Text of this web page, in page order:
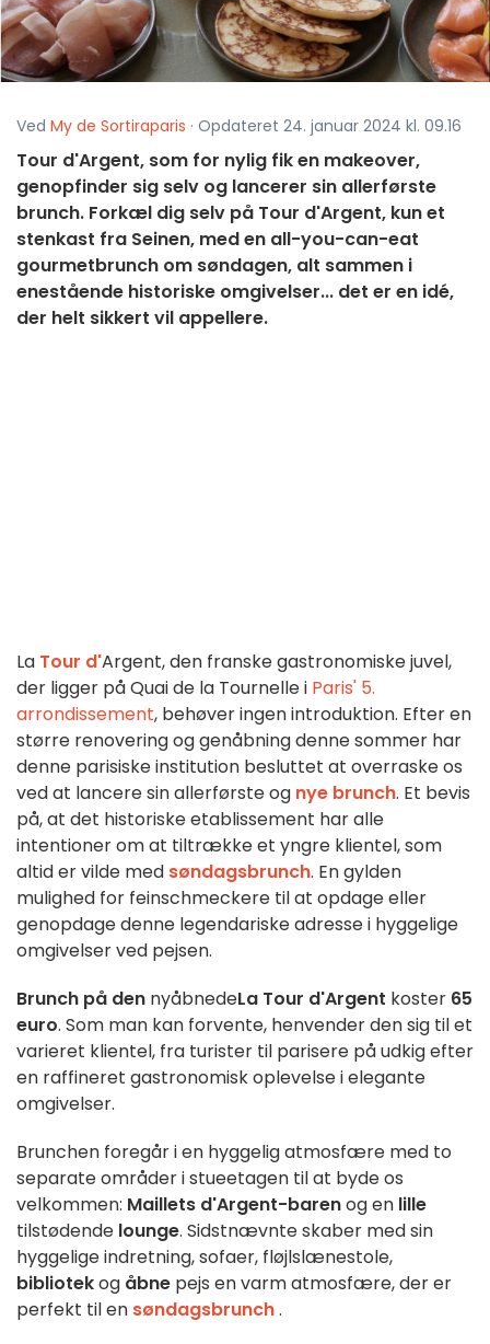
Ved My de Sortiraparis · Opdateret 24. januar 2024 kl. 09.16
Tour d'Argent, som for nylig fik en makeover,
genopfinder sig selv og lancerer sin allerførste
brunch. Forkæl dig selv på Tour d'Argent, kun et
stenkast fra Seinen, med en all-you-can-eat
gourmetbrunch om søndagen, alt sammen i
enestående historiske omgivelser... det er en idé,
der helt sikkert vil appellere.
La Tour d'Argent, den franske gastronomiske juvel,
der ligger på Quai de la Tournelle i Paris' 5.
arrondissement, behøver ingen introduktion. Efter en
større renovering og genåbning denne sommer har
denne parisiske institution besluttet at overraske os
ved at lancere sin allerførste og nye brunch. Et bevis
på, at det historiske etablissement har alle
intentioner om at tiltrække et yngre klientel, som
altid er vilde med søndagsbrunch. En gylden
mulighed for feinschmeckere til at opdage eller
genopdage denne legendariske adresse i hyggelige
omgivelser ved pejsen.
Brunch på den nyåbnedeLa Tour d'Argent koster 65
euro. Som man kan forvente, henvender den sig til et
varieret klientel, fra turister til parisere på udkig efter
en raffineret gastronomisk oplevelse i elegante
omgivelser.
Brunchen foregår i en hyggelig atmosfære med to
separate områder i stueetagen til at byde os
velkommen: Maillets d'Argent-barenog en lille
tilstødende lounge. Sidstnævnte skaber med sin
hyggelige indretning, sofaer, fløjlslænestole,
bibliotekog åbne pejs en varm atmosfære, der er
perfekt til en søndagsbrunch.